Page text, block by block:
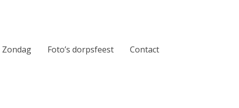
Zondag Foto’s dorpsfeest Contact